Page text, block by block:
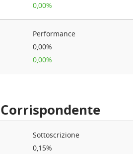
0,00%
Performance
0,00%
0,00%
Sottoscrizione
0,15%